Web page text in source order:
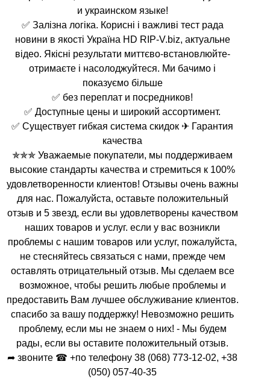
и украинском языке!
✅ Залізна логіка. Корисні і важливі тест рада
новини в якості Україна HD RIP-V.biz, актуальне
відео. Якісні результати миттєво-встановлюйте-
отримаєте і насолоджуйтеся. Ми бачимо і
показуємо більше
✅ без переплат и посредников!
✅ Доступные цены и широкий ассортимент.
✅ Существует гибкая система скидок ✈ Гарантия
качества
✯✯✯ Уважаемые покупатели, мы поддерживаем
высокие стандарты качества и стремиться к 100%
удовлетворенности клиентов! Отзывы очень важны
для нас. Пожалуйста, оставьте положительный
отзыв и 5 звезд, если вы удовлетворены качеством
наших товаров и услуг. если у вас возникли
проблемы с нашим товаров или услуг, пожалуйста,
не стесняйтесь связаться с нами, прежде чем
оставлять отрицательный отзыв. Мы сделаем все
возможное, чтобы решить любые проблемы и
предоставить Вам лучшее обслуживание клиентов.
спасибо за вашу поддержку! Невозможно решить
проблему, если мы не знаем о них! - Мы будем
рады, если вы оставите положительный отзыв.
➦ звоните ☎ +по телефону 38 (068) 773-12-02, +38
(050) 057-40-35